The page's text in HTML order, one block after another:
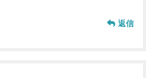
返信